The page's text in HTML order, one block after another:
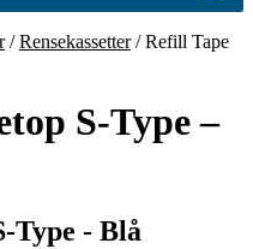
/Rensekassetter/Refill Tape
S-Type –
Type - Blå